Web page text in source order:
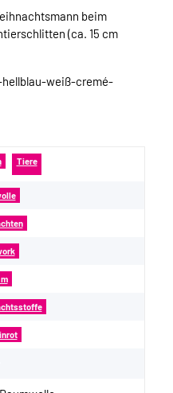
beim
(ca. 15 cm
weiß-cremé-
Tiere